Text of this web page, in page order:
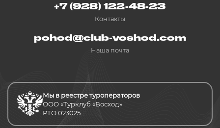
+7 (928) 122-48-23
Контакты
pohod@club-voshod.com
Наша почта
Мы в реестре туроператоров
ООО «Турклуб «Восход»
РТО 023025